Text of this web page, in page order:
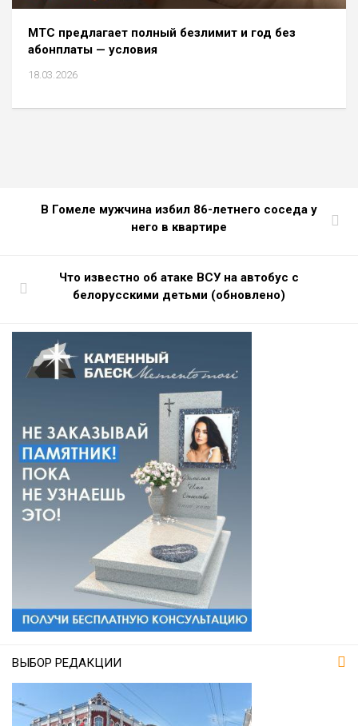
МТС предлагает полный безлимит и год без
абонплаты — условия
18.03.2026
В Гомеле мужчина избил 86-летнего соседа у
него в квартире
Что известно об атаке ВСУ на автобус с
белорусскими детьми (обновлено)
ВЫБОР РЕДАКЦИИ